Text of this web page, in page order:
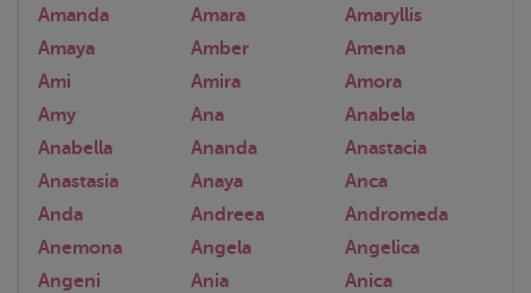
Amanda
Amara
Amaryllis
Amaya
Amber
Amena
Ami
Amira
Amora
Amy
Ana
Anabela
Anabella
Ananda
Anastacia
Anastasia
Anaya
Anca
Anda
Andreea
Andromeda
Anemona
Angela
Angelica
Angeni
Ania
Anica